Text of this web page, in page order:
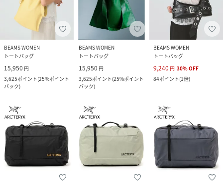
BEAMS WOMEN
トートバッグ
15,950 円
3,625ポイント(25%ポイント
バック)
BEAMS WOMEN
トートバッグ
15,950 円
3,625ポイント(25%ポイント
バック)
BEAMS WOMEN
トートバッグ
9,240 円 30%OFF
84ポイント(1倍)